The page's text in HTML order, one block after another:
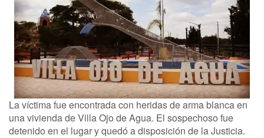
La víctima fue encontrada con heridas de arma blanca en
una vivienda de Villa Ojo de Agua. El sospechoso fue
detenido en el lugar y quedó a disposición de la Justicia.